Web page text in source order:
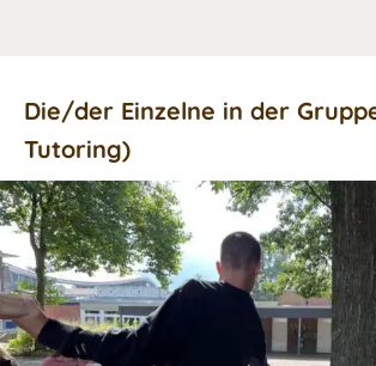
Die/der Einzelne in der
Tutoring)